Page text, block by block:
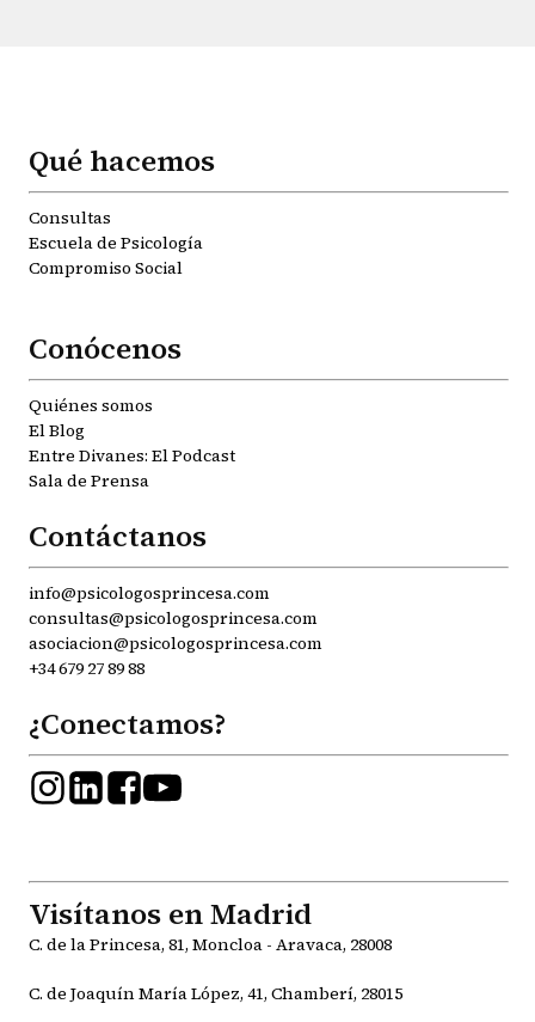
Qué hacemos
Consultas
Escuela de Psicología
Compromiso Social
Conócenos
Quiénes somos
El Blog
Entre Divanes: El Podcast
Sala de Prensa
Contáctanos
info@psicologosprincesa.com
consultas@psicologosprincesa.com
asociacion@psicologosprincesa.com
+34 679 27 89 88
¿Conectamos?
Visítanos en Madrid
C. de la Princesa, 81, Moncloa - Aravaca, 28008
C. de Joaquín María López, 41, Chamberí, 28015